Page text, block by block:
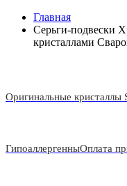
Главная
Серьги-подвески
кристаллами
Оригинальные кристаллы
ГипоаллергенныОплата